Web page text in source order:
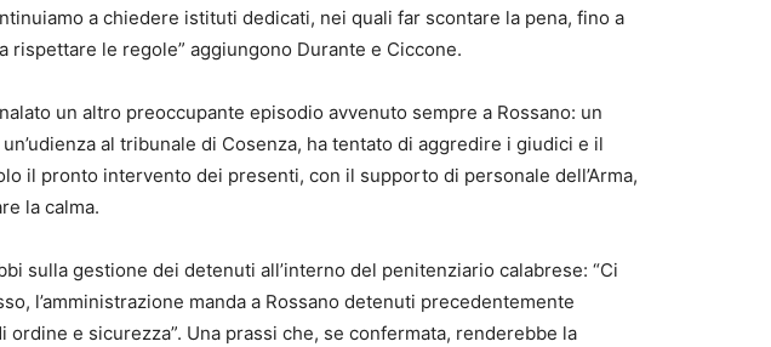
a chiedere istituti dedicati, nei quali far scontare la pena, fino a
rispettare le regole” aggiungono Durante e Ciccone.
un altro preoccupante episodio avvenuto sempre a Rossano: un
al tribunale di Cosenza, ha tentato di aggredire i giudici e il
il pronto intervento dei presenti, con il supporto di personale dell’Arma,
la calma.
sulla gestione dei detenuti all’interno del penitenziario calabrese: “Ci
l’amministrazione manda a Rossano detenuti precedentemente
ordine e sicurezza”. Una prassi che, se confermata, renderebbe la